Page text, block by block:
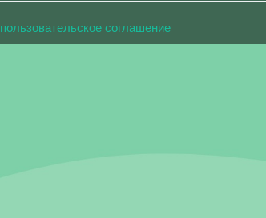
пользовательское соглашение